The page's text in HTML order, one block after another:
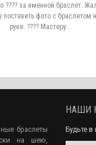
???? за именной браслет.
поставить фото с браслетом
руке. ???? Мастеру..
браслеты
на шею,
НАШИ
Будьте